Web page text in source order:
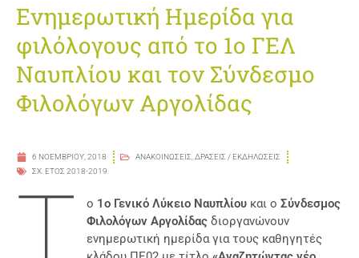
Ενημερωτική Ημερίδα για
φιλόλογους από το 1ο ΓΕΛ
Ναυπλίου και τον Σύνδεσμο
Φιλολόγων Αργολίδας
6 ΝΟΕΜΒΡΊΟΥ, 2018 ΑΝΑΚΟΙΝΏΣΕΙΣ ΔΡΆΣΕΙΣ / ΕΚΔΗΛΏΣΕΙΣ
ΣΧ. ΕΤΟΣ 2018-2019
Τ ο 1ο Γενικό Λύκειο Ναυπλίουκαι ο Σύνδεσμος
Φιλολόγων Αργολίδαςδιοργανώνουν
ενημερωτική ημερίδα για τους καθηγητές